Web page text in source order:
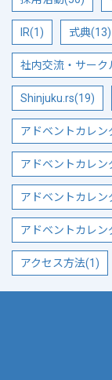
IR(1) 式典(13)
社内交流・サーク
Shinjuku.rs(19)
アドベントカレ
アドベントカレ
アドベントカレ
アドベントカレ
アクセス方法(1)